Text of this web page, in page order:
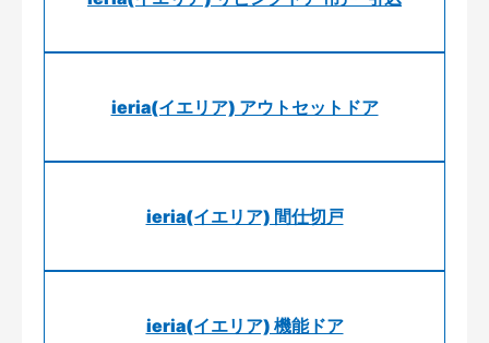
ieria(イエリア) アウトセットドア
ieria(イエリア) 間仕切戸
ieria(イエリア) 機能ドア